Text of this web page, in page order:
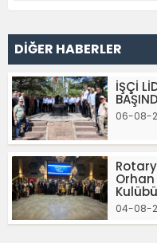
DİĞER HABERLER
İŞÇİ
06-08-
04-08-